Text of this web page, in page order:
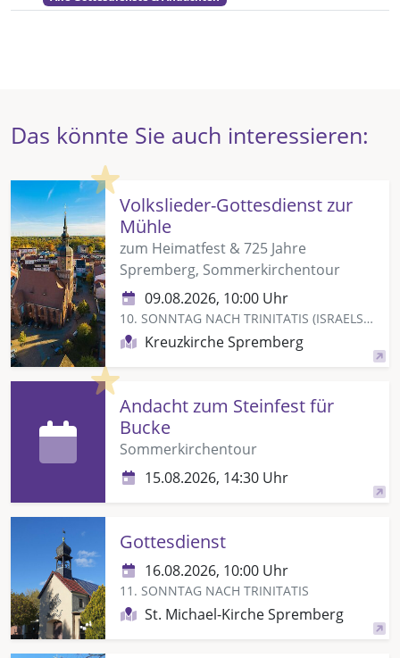
Das könnte Sie auch interessieren:
Highlight
Volkslieder-Gottesdienst zur
Mühle
zum Heimatfest & 725 Jahre
Spremberg, Sommerkirchentour
09.08.2026, 10:00 Uhr
10. SONNTAG NACH TRINITATIS (ISRAELSONNTAG)
Kreuzkirche Spremberg
Highlight
Andacht zum Steinfest für
Bucke
Sommerkirchentour
15.08.2026, 14:30 Uhr
Gottesdienst
16.08.2026, 10:00 Uhr
11. SONNTAG NACH TRINITATIS
St. Michael-Kirche Spremberg